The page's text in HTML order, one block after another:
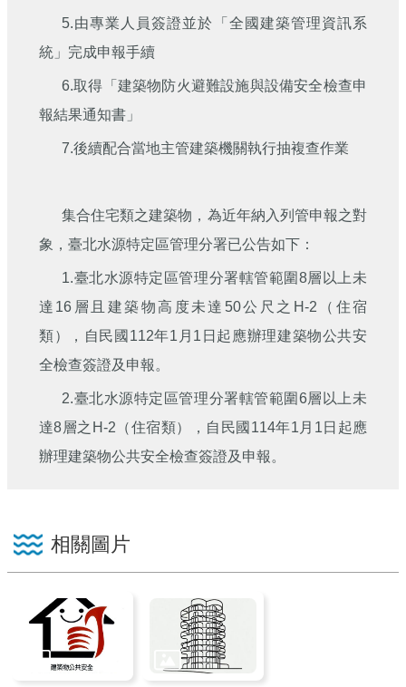
5.由專業人員簽證並於「全國建築管理資訊系
統」完成申報手續
6.取得「建築物防火避難設施與設備安全檢查申
報結果通知書」
7.後續配合當地主管建築機關執行抽複查作業
集合住宅類之建築物，為近年納入列管申報之對
象，臺北水源特定區管理分署已公告如下：
1.臺北水源特定區管理分署轄管範圍8層以上未
達16層且建築物高度未達50公尺之H-2（住宿
類），自民國112年1月1日起應辦理建築物公共安
全檢查簽證及申報。
2.臺北水源特定區管理分署轄管範圍6層以上未
達8層之H-2（住宿類），自民國114年1月1日起應
辦理建築物公共安全檢查簽證及申報。
相關圖片